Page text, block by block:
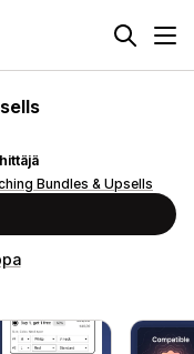
Bundles & Upsells